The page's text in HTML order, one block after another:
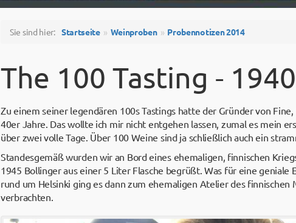
Sie sind hier: Startseite Weinproben Probennotizen 2014
The 100 Tasting -
Zu einem seiner legendären 100s Tastings hatte der Gründer von
40er Jahre. Das wollte ich mir nicht entgehen lassen, zumal es mein
über zwei volle Tage. Über 100 Weine sind ja schließlich auch ein
Standesgemäß wurden wir an Bord eines ehemaligen, finnischen
1945 Bollinger aus einer 5 Liter Flasche begrüßt. Was für eine
rund um Helsinki ging es dann zum ehemaligen Atelier des
verbrachten.